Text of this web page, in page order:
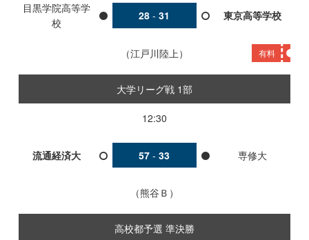
目黒学院高等学
校
28 - 31 東京高等学校
江戸川陸上 有料
大学リーグ戦 1部
12:30
流通経済大 57 - 33 専修大
熊谷Ｂ
高校都予選 準決勝